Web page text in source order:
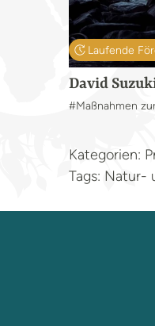
Laufende
David
#Maßnahmen
Kategorien:
Tags: Natur-